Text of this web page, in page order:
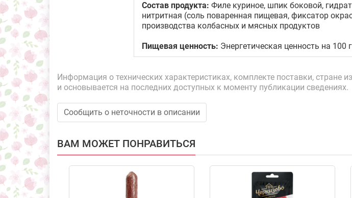
Состав продукта: Филе куриное, шпик боковой,
нитритная (соль поваренная пищевая, фиксатор
производства колбасных и мясных продуктов
Пищевая ценность: Энергетическая ценность на 100
Информация о технических характеристиках, комплекте поставки, стране
и основывается на последних доступных к моменту публикации сведениях.
Сообщить о неточности в описании
ВАМ МОЖЕТ ПОНРАВИТЬСЯ